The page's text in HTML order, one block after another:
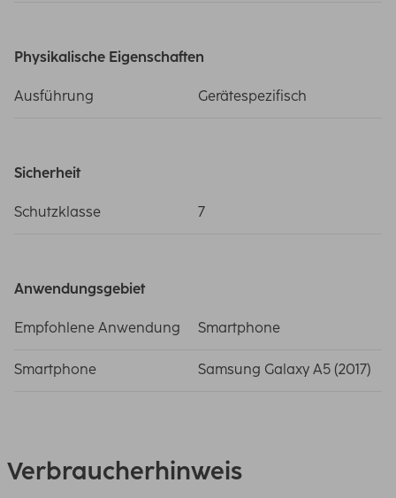
Physikalische Eigenschaften
Ausführung Gerätespezifisch
Sicherheit
Schutzklasse 7
Anwendungsgebiet
Empfohlene Anwendung Smartphone
Smartphone Samsung Galaxy A5 (2017)
Verbraucherhinweis